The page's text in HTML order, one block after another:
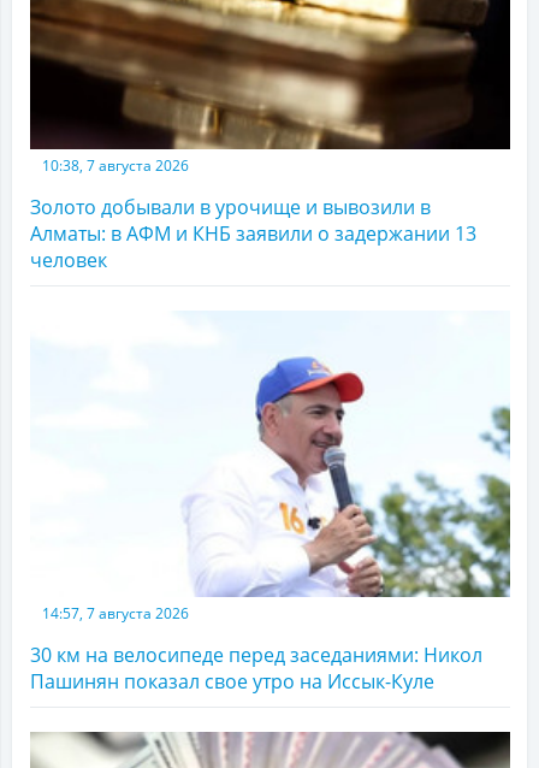
10:38, 7 августа 2026
Золото добывали в урочище и вывозили в
Алматы: в АФМ и КНБ заявили о задержании 13
человек
14:57, 7 августа 2026
30 км на велосипеде перед заседаниями: Никол
Пашинян показал свое утро на Иссык-Куле